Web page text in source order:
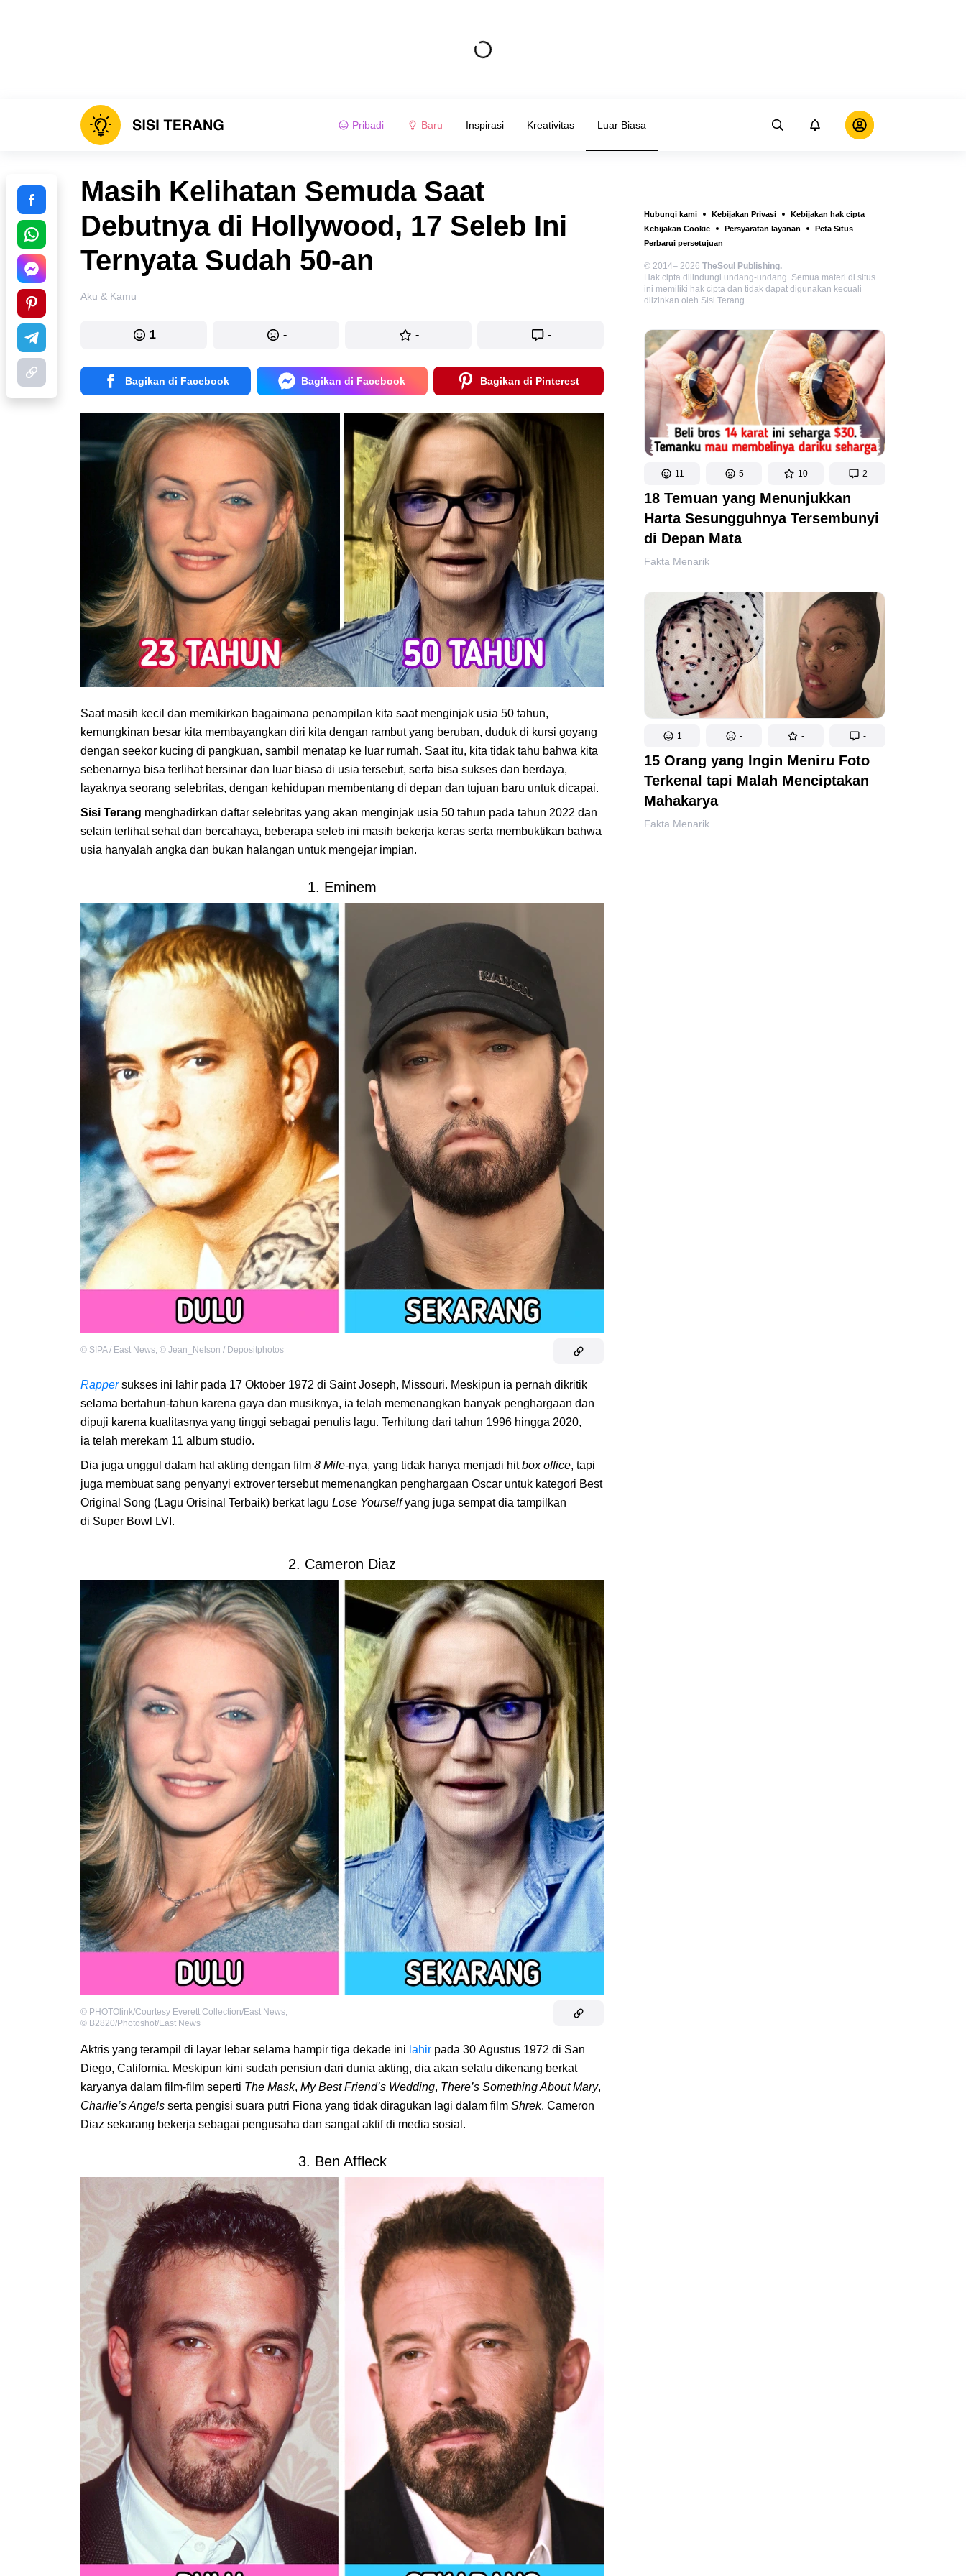
Pribadi Baru Inspirasi Kreativitas Luar Biasa
Hubungi kami Kebijakan Privasi
Kebijakan hak cipta
Kebijakan Cookie
Persyaratan layanan
Peta Situs
Perbarui persetujuan
© 2014– 2026 TheSoul Publishing.
Hak cipta dilindungi undang-undang. Semua materi di situs
ini memiliki hak cipta dan tidak dapat digunakan kecuali
diizinkan oleh Sisi Terang.
11 5 10 2
18 Temuan yang Menunjukkan
Harta Sesungguhnya Tersembunyi
di Depan Mata
Fakta Menarik
1 - - -
15 Orang yang Ingin Meniru Foto
Terkenal tapi Malah Menciptakan
Mahakarya
Fakta Menarik
Masih Kelihatan Semuda Saat
Debutnya di Hollywood, 17 Seleb Ini
Ternyata Sudah 50-an
Aku & Kamu
1 - - -
Bagikan di Facebook Bagikan di Facebook Bagikan di Pinterest
Saat masih kecil dan memikirkan bagaimana penampilan kita saat menginjak usia 50 tahun,
kemungkinan besar kita membayangkan diri kita dengan rambut yang beruban, duduk di kursi goyang
dengan seekor kucing di pangkuan, sambil menatap ke luar rumah. Saat itu, kita tidak tahu bahwa kita
sebenarnya bisa terlihat bersinar dan luar biasa di usia tersebut, serta bisa sukses dan berdaya,
layaknya seorang selebritas, dengan kehidupan membentang di depan dan tujuan baru untuk dicapai.
Sisi Terang menghadirkan daftar selebritas yang akan menginjak usia 50 tahun pada tahun 2022 dan
selain terlihat sehat dan bercahaya, beberapa seleb ini masih bekerja keras serta membuktikan bahwa
usia hanyalah angka dan bukan halangan untuk mengejar impian.
1. Eminem
© SIPA / East News, © Jean_Nelson / Depositphotos
Rappersukses ini lahir pada 17 Oktober 1972 di Saint Joseph, Missouri. Meskipun ia pernah dikritik
selama bertahun-tahun karena gaya dan musiknya, ia telah memenangkan banyak penghargaan dan
dipuji karena kualitasnya yang tinggi sebagai penulis lagu. Terhitung dari tahun 1996 hingga 2020,
ia telah merekam 11 album studio.
Dia juga unggul dalam hal akting dengan film 8 Mile-nya, yang tidak hanya menjadi hitbox office, tapi
juga membuat sang penyanyi extrover tersebut memenangkan penghargaan Oscar untuk kategori Best
Original Song (Lagu Orisinal Terbaik) berkat lagu Lose Yourselfyang juga sempat dia tampilkan
di Super Bowl LVI.
2. Cameron Diaz
© PHOTOlink/Courtesy Everett Collection/East News,
© B2820/Photoshot/East News
Aktris yang terampil di layar lebar selama hampir tiga dekade ini lahir pada 30 Agustus 1972 di San
Diego, California. Meskipun kini sudah pensiun dari dunia akting, dia akan selalu dikenang berkat
karyanya dalam film-film seperti The Mask, My Best Friend’s Wedding, There’s Something About Mary,
Charlie’s Angels serta pengisi suara putri Fiona yang tidak diragukan lagi dalam film Shrek. Cameron
Diaz sekarang bekerja sebagai pengusaha dan sangat aktif di media sosial.
3. Ben Affleck